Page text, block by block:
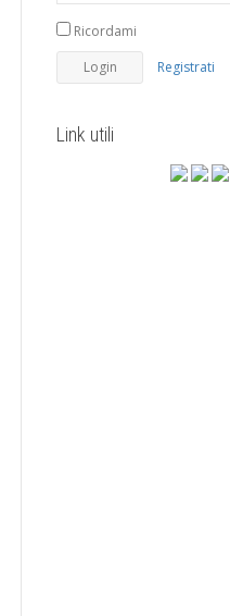
Ricordami
Registrati
Link utili